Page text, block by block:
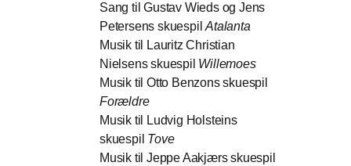
Sang til Gustav Wieds og Jens
Petersens skuespilAtalanta
Musik til Lauritz Christian
Nielsens skuespil Willemoes
Musik til Otto Benzons skuespil
Forældre
Musik til Ludvig Holsteins
skuespil Tove
Musik til Jeppe Aakjærs skuespil